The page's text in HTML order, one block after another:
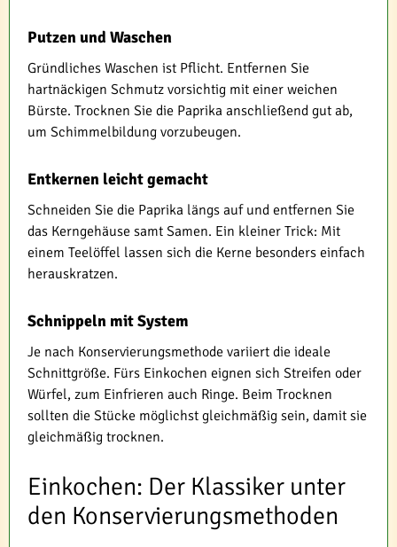
Putzen und Waschen
Gründliches Waschen ist Pflicht. Entfernen Sie
hartnäckigen Schmutz vorsichtig mit einer weichen
Bürste. Trocknen Sie die Paprika anschließend gut ab,
um Schimmelbildung vorzubeugen.
Entkernen leicht gemacht
Schneiden Sie die Paprika längs auf und entfernen Sie
das Kerngehäuse samt Samen. Ein kleiner Trick: Mit
einem Teelöffel lassen sich die Kerne besonders einfach
herauskratzen.
Schnippeln mit System
Je nach Konservierungsmethode variiert die ideale
Schnittgröße. Fürs Einkochen eignen sich Streifen oder
Würfel, zum Einfrieren auch Ringe. Beim Trocknen
sollten die Stücke möglichst gleichmäßig sein, damit sie
gleichmäßig trocknen.
Einkochen: Der Klassiker unter
den Konservierungsmethoden